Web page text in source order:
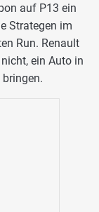
auf P13 ein
Strategen im
Run. Renault
ein Auto in